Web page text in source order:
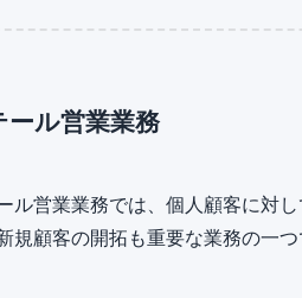
ール営業業務
ル営業業務では、個人顧客に対
規顧客の開拓も重要な業務の一つ